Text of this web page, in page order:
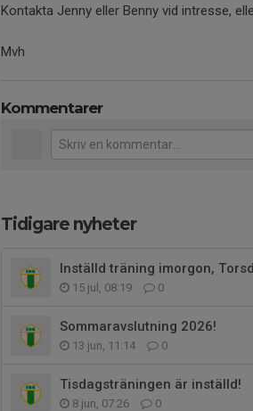
Kontakta Jenny eller Benny vid intresse,
Mvh
Kommentarer
Tidigare nyheter
Inställd träning imorgon,
15 jul, 08:19 0
Sommaravslutning 2026!
13 jun, 11:14 0
Tisdagsträningen är inställd!
8 jun, 07:26 0